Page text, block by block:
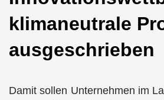
klimaneutrale
ausgeschrieben
Damit sollen Unternehmen im